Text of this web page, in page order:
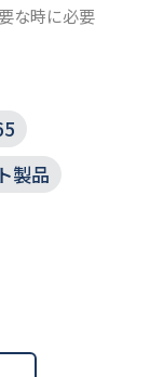
な時に必要
製品